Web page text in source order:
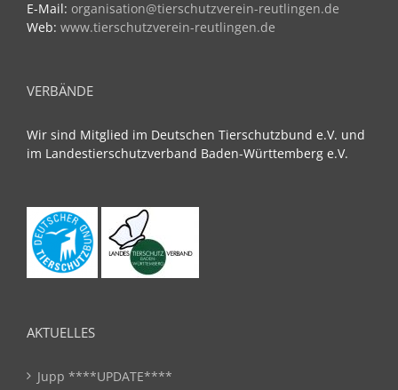
E-Mail: organisation@tierschutzverein-reutlingen.de
Web: www.tierschutzverein-reutlingen.de
VERBÄNDE
Wir sind Mitglied im Deutschen Tierschutzbund e.V. und
im Landestierschutzverband Baden-Württemberg e.V.
AKTUELLES
Jupp ****UPDATE****